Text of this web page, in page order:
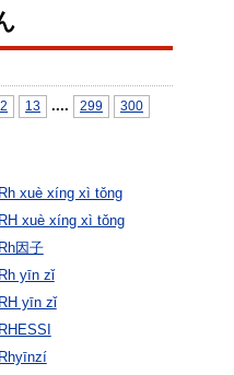
13 .... 299
300
Rh xuè xíng xì tǒng
RH xuè xíng xì tǒng
Rh因子
Rh yīn zǐ
RH yīn zǐ
RHESSI
Rhyīnzí